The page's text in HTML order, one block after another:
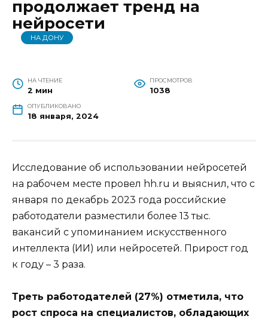
продолжает тренд на
нейросети
НА ДОНУ
НА ЧТЕНИЕ
2 мин
ПРОСМОТРОВ
1038
ОПУБЛИКОВАНО
18 января, 2024
Исследование об использовании нейросетей
на рабочем месте провел hh.ru и выяснил, что с
января по декабрь 2023 года российские
работодатели разместили более 13 тыс.
вакансий с упоминанием искусственного
интеллекта (ИИ) или нейросетей. Прирост год
к году – 3 раза.
Треть работодателей (27%) отметила, что
рост спроса на специалистов, обладающих